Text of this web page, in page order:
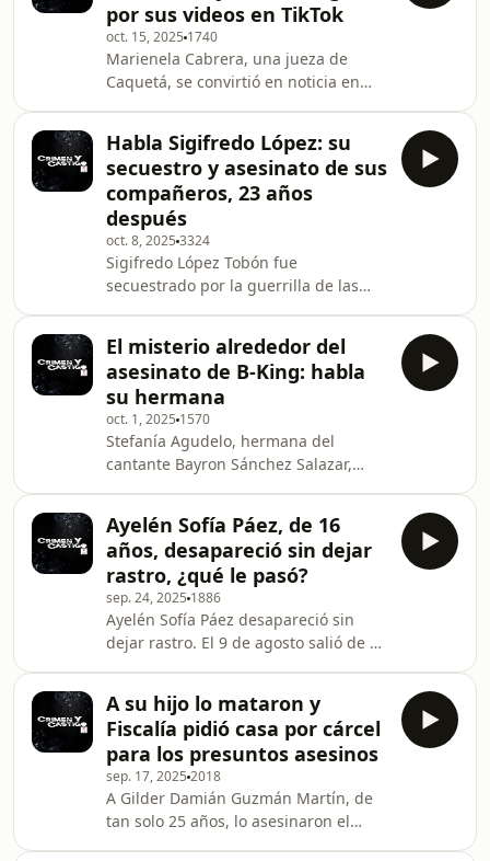
por sus videos en TikTok
oct. 15, 2025 1740
Marienela Cabrera, una jueza de
Caquetá, se convirtió en noticia en
investigación en su contra por la
publicación de videos en su cuenta de
TikTok. En las imágenes, la jueza baila
y canta canciones que están en
tendencia. Según la denuncia, los
videos de la funcionaria son
“sugerentes” y podrían afectar el
decoro y la moralidad de la profesión.
Habla Sigifredo López: su
secuestro y asesinato de sus
compañeros, 23 años
después
oct. 8, 2025 3324
Sigifredo López Tobón fue
secuestrado por la guerrilla de las
Departamental del Valle del Cauca.
Sus compañeros fueron asesinados
mientras estaban retenidos
ilegalmente y él fue acusado de ser
cómplice de este crimen. Hoy, 23 años
después, habla de su vida en
cautiverio, el homicidio de sus
colegas, el acuerdo de paz con las
Farc y el Gobie
El misterio alrededor del
asesinato de B-King: habla
su hermana
oct. 1, 2025 1570
Stefanía Agudelo, hermana del
cantante Bayron Sánchez Salazar,
hermano en México y el misterio que
rodea el caso que, hasta el momento,
no tiene respuestas.
Ayelén Sofía Páez, de 16
años, desapareció sin dejar
rastro, ¿qué le pasó?
sep. 24, 2025 1886
Ayelén Sofía Páez desapareció sin
dejar rastro. El 9 de agosto salió de su
Un video es la clave de las
autoridades para dar con su
paradero. Interpol emitió una circular
amarilla para que autoridades de
otros países ubiquen a la joven de 16
años. Su madre, Claudia Patricia
Oliveros, habló con el podcast Crimen
A su hijo lo mataron y
Fiscalía pidió casa por cárcel
para los presuntos asesinos
sep. 17, 2025 2018
A Gilder Damián Guzmán Martín, de
tan solo 25 años, lo asesinaron el